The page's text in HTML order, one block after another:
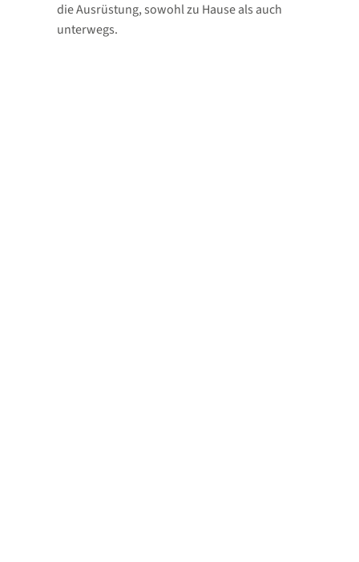
die Ausrüstung, sowohl zu Hause als auch
unterwegs.